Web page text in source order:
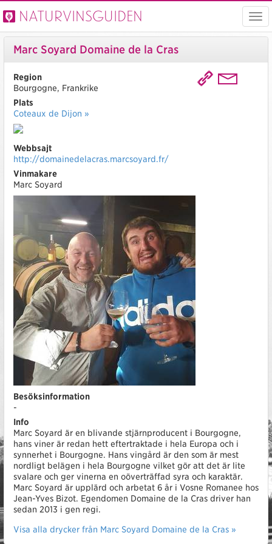
Visa
Naturvinsguiden
Marc Soyard Domaine de la Cras
Region
Bourgogne, Frankrike
Plats
Coteaux de Dijon »
Webbsajt
http://domainedelacras.marcsoyard.fr/
Vinmakare
Marc Soyard
Besöksinformation
-
Info
Marc Soyard är en blivande stjärnproducent i Bourgogne,
hans viner är redan hett eftertraktade i hela Europa och i
synnerhet i Bourgogne. Hans vingård är den som är mest
nordligt belägen i hela Bourgogne vilket gör att det är lite
svalare och ger vinerna en oöverträffad syra och karaktär.
Marc Soyard är upplärd och arbetat 6 år i Vosne Romanee hos
Jean-Yves Bizot. Egendomen Domaine de la Cras driver han
sedan 2013 i gen regi.
Visa alla drycker från Marc Soyard Domaine de la Cras »